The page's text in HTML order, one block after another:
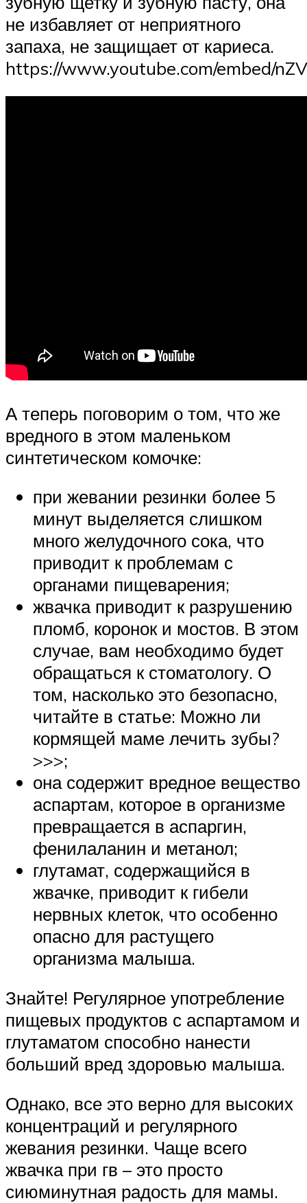
не избавляет от неприятного
запаха, не защищает от кариеса.
https://www.youtube.com/embed/
А теперь поговорим о том, что же
вредного в этом маленьком
синтетическом комочке:
при жевании резинки более 5
минут выделяется слишком
много желудочного сока, что
приводит к проблемам с
органами пищеварения;
жвачка приводит к разрушению
пломб, коронок и мостов. В этом
случае, вам необходимо будет
обращаться к стоматологу. О
том, насколько это безопасно,
читайте в статье: Можно ли
кормящей маме лечить зубы?
>>>;
она содержит вредное вещество
аспартам, которое в организме
превращается в аспаргин,
фенилаланин и метанол;
глутамат, содержащийся в
жвачке, приводит к гибели
нервных клеток, что особенно
опасно для растущего
организма малыша.
Знайте! Регулярное употребление
пищевых продуктов с аспартамом и
глутаматом способно нанести
больший вред здоровью малыша.
Однако, все это верно для высоких
концентраций и регулярного
жевания резинки. Чаще всего
жвачка при гв – это просто
сиюминутная радость для мамы.